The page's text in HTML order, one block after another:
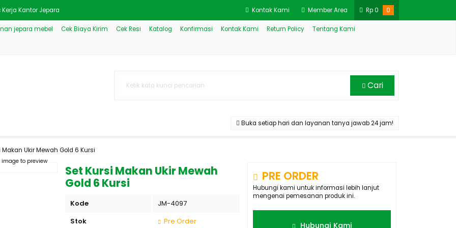
Kantor Jepara
Kamar Tidur Lebih E
Duco Putih JM-3060
Kontak Kami Member Area Rp0 0
jepara mebel Cek Biaya Kirim Cek Resi Katalog Konfirmasi Kontak Kami Return Policy Tentang Kami
Cari
Buka setiap hari dan layanan tanya jawab 24 jam!
Makan Ukir Mewah Gold 6 Kursi
image to preview
Set Kursi Makan Ukir Mewah
Gold 6 Kursi
Kode
JM-4097
Stok
Pre Order
PRE ORDER
Hubungi kami untuk informasi lebih lanjut
mengenai pemesanan produk ini.
Hubungi Kami